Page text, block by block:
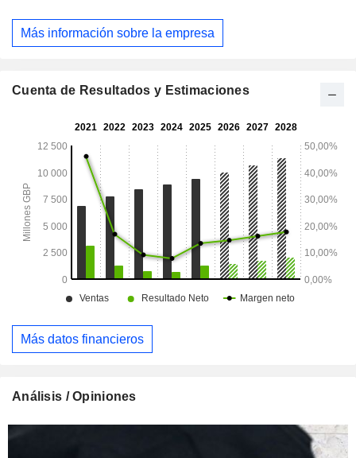
Más información sobre la empresa
Cuenta de Resultados y Estimaciones
Más datos financieros
Análisis / Opiniones